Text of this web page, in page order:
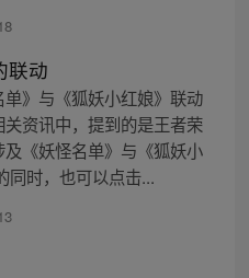
联动
》与《狐妖小红娘》联动
资讯中，提到的是王者荣
《妖怪名单》与《狐妖小
同时，也可以点击...